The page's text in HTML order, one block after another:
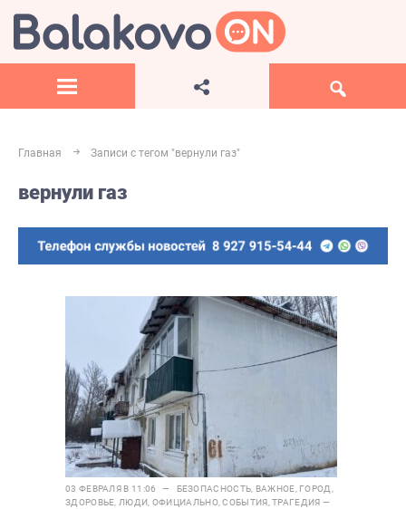
Главная Записи с тегом "вернули газ"
вернули газ
03 ФЕВРАЛЯ В 11:06 — БЕЗОПАСНОСТЬ ВАЖНОЕ ГОРОД
ЗДОРОВЬЕ ЛЮДИ ОФИЦИАЛЬНО,СОБЫТИЯ ,ТРАГЕДИЯ —